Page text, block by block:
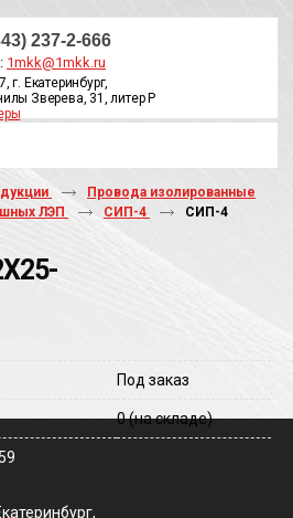
237-2-666
1mkk@1mkk.ru
г. Екатеринбург,
Зверева, 31, литер Р
Провода изолированные
ЛЭП
СИП-4
СИП-4
Под заказ
0(на складе)